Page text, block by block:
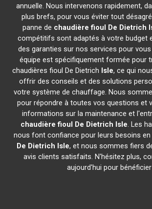
annuelle. Nous intervenons rapidement,
plus brefs, pour vous éviter tout
panne de chaudière fioul De Dietrich
compétitifs sont adaptés à votre budget
des garanties sur nos services pour
équipe est spécifiquement formée pour
chaudières fioul De Dietrich Isle, ce qui
offrir des conseils et des solutions
votre système de chauffage. Nous
pour répondre à toutes vos questions et
informations sur la maintenance et
chaudière fioul De Dietrich Isle. Les
nous font confiance pour leurs besoins en
De Dietrich Isle, et nous sommes fiers
avis clients satisfaits. N'hésitez plus,
aujourd'hui pour bénéficier